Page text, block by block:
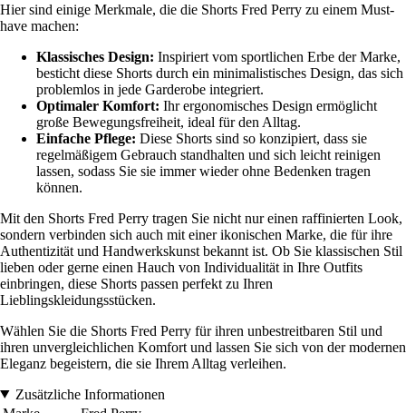
Hier sind einige Merkmale, die die Shorts Fred Perry zu einem Must-
have machen:
Klassisches Design: Inspiriert vom sportlichen Erbe der Marke,
besticht diese Shorts durch ein minimalistisches Design, das sich
problemlos in jede Garderobe integriert.
Optimaler Komfort: Ihr ergonomisches Design ermöglicht
große Bewegungsfreiheit, ideal für den Alltag.
Einfache Pflege: Diese Shorts sind so konzipiert, dass sie
regelmäßigem Gebrauch standhalten und sich leicht reinigen
lassen, sodass Sie sie immer wieder ohne Bedenken tragen
können.
Mit den Shorts Fred Perry tragen Sie nicht nur einen raffinierten Look,
sondern verbinden sich auch mit einer ikonischen Marke, die für ihre
Authentizität und Handwerkskunst bekannt ist. Ob Sie klassischen Stil
lieben oder gerne einen Hauch von Individualität in Ihre Outfits
einbringen, diese Shorts passen perfekt zu Ihren
Lieblingskleidungsstücken.
Wählen Sie die Shorts Fred Perry für ihren unbestreitbaren Stil und
ihren unvergleichlichen Komfort und lassen Sie sich von der modernen
Eleganz begeistern, die sie Ihrem Alltag verleihen.
Zusätzliche Informationen